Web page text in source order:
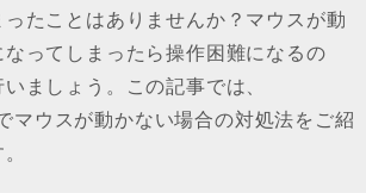
たことはありませんか？マウスが動
ってしまったら操作困難になるの
ましょう。この記事では、
マウスが動かない場合の対処法をご紹